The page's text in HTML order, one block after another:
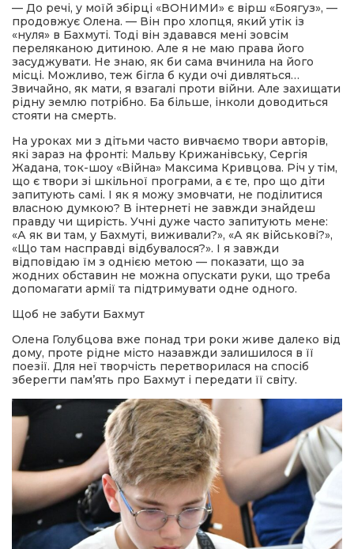
— До речі, у моїй збірці «ВОНИМИ» є вірш «Боягуз», —
продовжує Олена. — Він про хлопця, який утік із
«нуля» в Бахмуті. Тоді він здавався мені зовсім
переляканою дитиною. Але я не маю права його
засуджувати. Не знаю, як би сама вчинила на його
місці. Можливо, теж бігла б куди очі дивляться…
Звичайно, як мати, я взагалі проти війни. Але захищати
рідну землю потрібно. Ба більше, інколи доводиться
стояти на смерть.
На уроках ми з дітьми часто вивчаємо твори авторів,
які зараз на фронті: Мальву Крижанівську, Сергія
Жадана, ток-шоу «Війна» Максима Кривцова. Річ у тім,
що є твори зі шкільної програми, а є те, про що діти
запитують самі. І як я можу змовчати, не поділитися
власною думкою? В інтернеті не завжди знайдеш
правду чи щирість. Учні дуже часто запитують мене:
«А як ви там, у Бахмуті, виживали?», «А як військові?»,
«Що там насправді відбувалося?». І я завжди
відповідаю їм з однією метою — показати, що за
жодних обставин не можна опускати руки, що треба
допомагати армії та підтримувати одне одного.
Щоб не забути Бахмут
Олена Голубцова вже понад три роки живе далеко від
дому, проте рідне місто назавжди залишилося в її
поезії. Для неї творчість перетворилася на спосіб
зберегти пам’ять про Бахмут і передати її світу.